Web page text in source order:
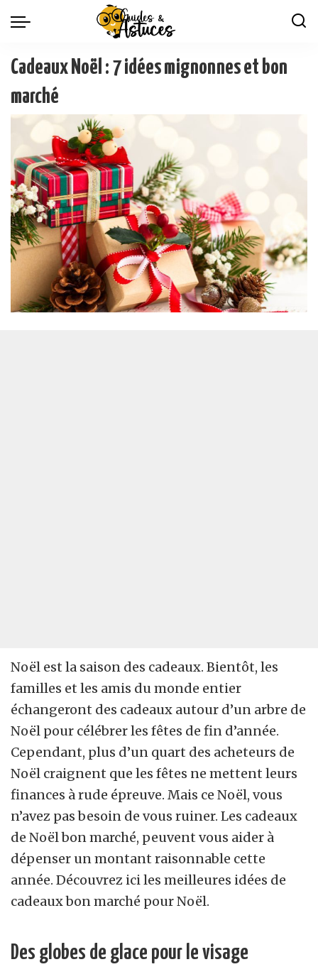
Cadeaux Noël : 7 idées mignonnes et bon
marché
Noël est la saison des cadeaux. Bientôt, les
familles et les amis du monde entier
échangeront des cadeaux autour d’un arbre de
Noël pour célébrer les fêtes de fin d’année.
Cependant, plus d’un quart des acheteurs de
Noël craignent que les fêtes ne mettent leurs
finances à rude épreuve. Mais ce Noël, vous
n’avez pas besoin de vous ruiner. Les cadeaux
de Noël bon marché, peuvent vous aider à
dépenser un montant raisonnable cette
année. Découvrez ici les meilleures idées de
cadeaux bon marché pour Noël.
Des globes de glace pour le visage